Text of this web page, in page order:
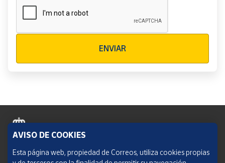
ENVIAR
Política de cookies
AVISO DE COOKIES
Esta página web, propiedad de Correos, utiliza cookies propias